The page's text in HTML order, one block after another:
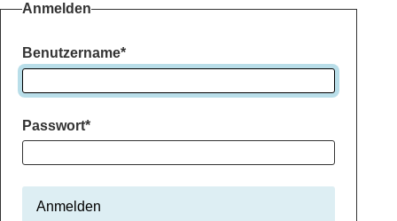
Anmelden
Benutzername*
Passwort*
Anmelden